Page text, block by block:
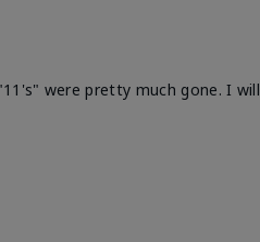
were pretty much gone. I will